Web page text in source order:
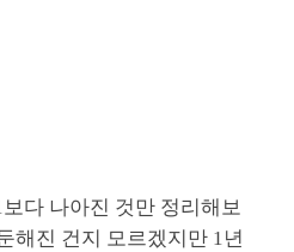
다 나아진 것만 정리해보
해진 건지 모르겠지만 1년